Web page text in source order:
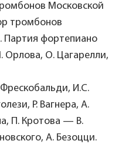
Московской
тромбонов
Партия фортепиано
О. Цагарелли,
И.С.
Р. Вагнера, А.
П. Кротова — В.
А. Безоцци.